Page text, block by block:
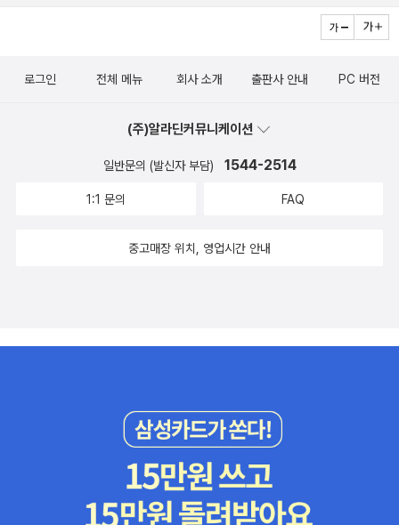
로그인 전체 메뉴 회사 소개 출판사 안내 PC 버전
(주)알라딘커뮤니케이션
일반문의 (발신자 부담) 1544-2514
1:1 문의 FAQ
중고매장 위치, 영업시간 안내